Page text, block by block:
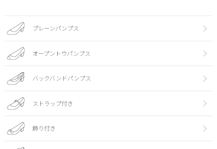
プレーンパンプス
オープントウパンプス
バックバンドパンプス
ストラップ付き
飾り付き